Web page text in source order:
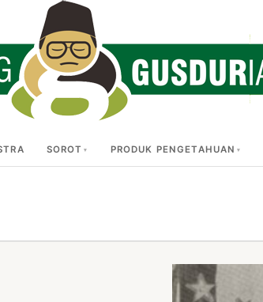
SOROT PRODUK PENGETAHUAN